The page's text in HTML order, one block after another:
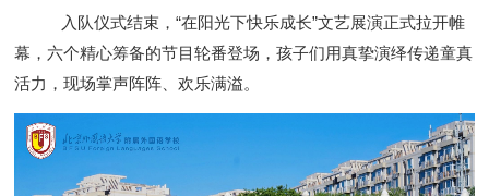
入队仪式结束，“在阳光下快乐成长”文艺展演正式拉开帷
幕，六个精心筹备的节目轮番登场，孩子们用真挚演绎传递童真
活力，现场掌声阵阵、欢乐满溢。